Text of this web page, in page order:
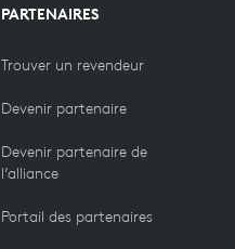
PARTENAIRES
Trouver un revendeur
Devenir partenaire
Devenir partenaire de
l’alliance
Portail des partenaires